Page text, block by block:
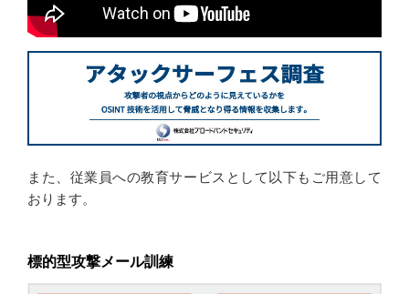
また、従業員への教育サービスとして以下もご用意して
おります。
標的型攻撃メール訓練